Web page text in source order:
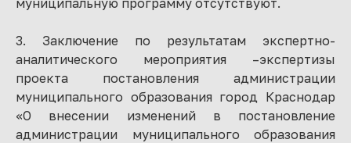
муниципальную программу отсутствуют.
3. Заключение по результатам экспертно-
аналитического мероприятия –экспертизы
проекта постановления администрации
муниципального образования город Краснодар
«О внесении изменений в постановление
администрации муниципального образования